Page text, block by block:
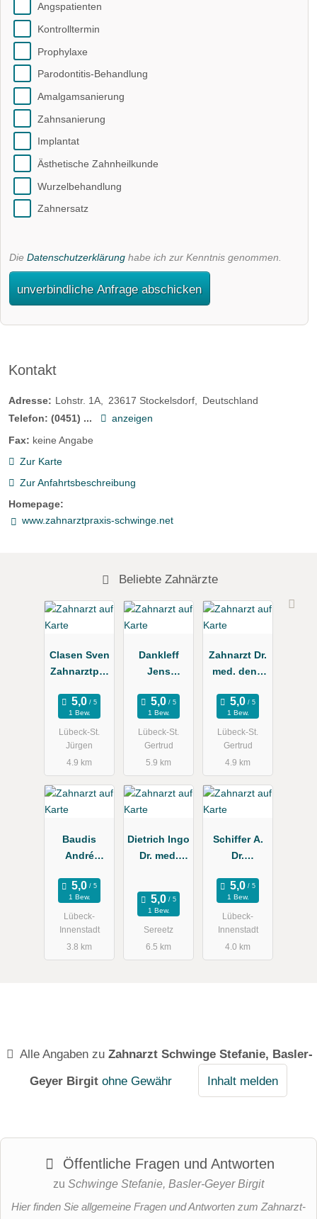
Angspatienten
Kontrolltermin
Prophylaxe
Parodontitis-Behandlung
Amalgamsanierung
Zahnsanierung
Implantat
Ästhetische Zahnheilkunde
Wurzelbehandlung
Zahnersatz
Die Datenschutzerklärung habe ich zur Kenntnis genommen.
unverbindliche Anfrage abschicken
Kontakt
Adresse: Lohstr. 1A 23617 Stockelsdorf
Deutschland
Telefon: (0451) ...
anzeigen
Fax: keine Angabe
Zur Karte
Zur Anfahrtsbeschreibung
Homepage:
www.zahnarztpraxis-schwinge.net
Beliebte Zahnärzte
Clasen Sven
Zahnarztpra
1 Bew.
Lübeck-St.
Jürgen
4.9 km
Dankleff
Jens
1 Bew.
Lübeck-St.
Gertrud
5.9 km
Zahnarzt Dr.
med. dent.
1 Bew.
Lübeck-St.
Gertrud
4.9 km
Baudis
André
1 Bew.
Lübeck-
Innenstadt
3.8 km
Dietrich Ingo
Dr. med.
1 Bew.
Sereetz
6.5 km
Schiffer A.
Dr.
äde
1 Bew.
Lübeck-
Innenstadt
4.0 km
Alle Angaben zuZahnarzt Schwinge Stefanie, Basler-
Geyer Birgit ohne Gewähr Inhalt melden
Öffentliche Fragen und Antworten
zu Schwinge Stefanie, Basler-Geyer Birgit
Hier finden Sie allgemeine Fragen und Antworten zum Zahnarzt-